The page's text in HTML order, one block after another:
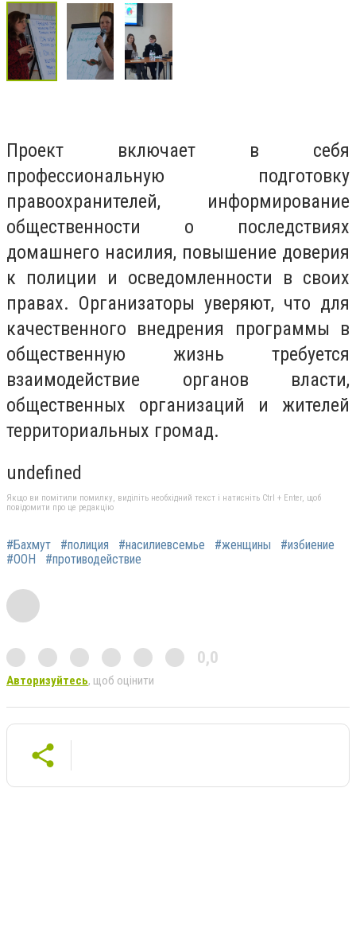
Проект включает в себя
профессиональную подготовку
правоохранителей, информирование
общественности о последствиях
домашнего насилия, повышение доверия
к полиции и осведомленности в своих
правах. Организаторы уверяют, что для
качественного внедрения программы в
общественную жизнь требуется
взаимодействие органов власти,
общественных организаций и жителей
территориальных громад.
undefined
Якщо ви помітили помилку, виділіть необхідний текст і натисніть Ctrl + Enter, щоб
повідомити про це редакцію
#Бахмут #полиция #насилиевсемье #женщины
#избиение
#ООН
#противодействие
0,0
Авторизуйтесь, щоб оцінити